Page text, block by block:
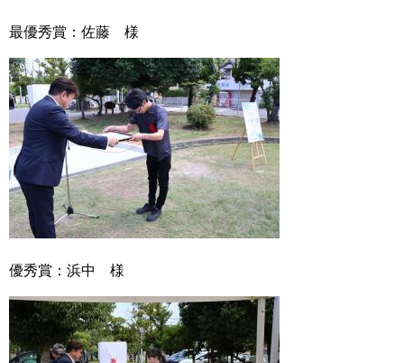
最優秀賞：佐藤 様
優秀賞：浜中 様